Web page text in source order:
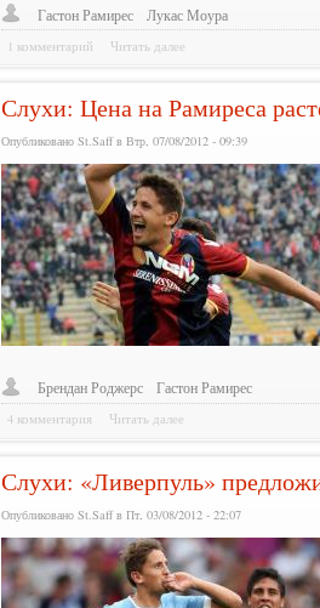
Гастон Рамирес
Лукас Моура
1 комментарий Читать далее
Слухи: Цена на Рамиреса
Опубликовано St.Saff в Втр, 07/08/2012 - 09:39
Брендан Роджерс
Гастон Рамирес
4 комментария Читать далее
Слухи: «Ливерпуль»
Опубликовано St.Saff в Пт, 03/08/2012 - 22:07